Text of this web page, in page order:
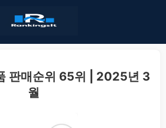
판매순위 65위 | 2025년 3
월